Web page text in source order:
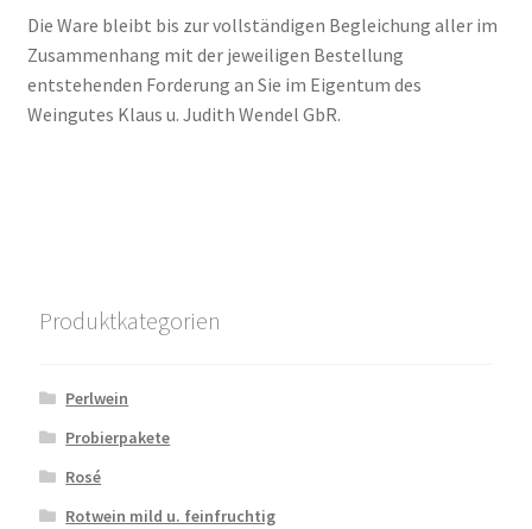
Die Ware bleibt bis zur vollständigen Begleichung aller im
Zusammenhang mit der jeweiligen Bestellung
entstehenden Forderung an Sie im Eigentum des
Weingutes Klaus u. Judith Wendel GbR.
Produktkategorien
Perlwein
Probierpakete
Rosé
Rotwein mild u. feinfruchtig